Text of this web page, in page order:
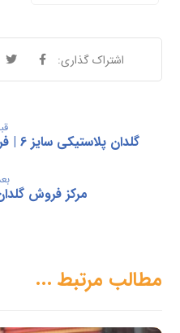
گلدان پلاستیکی سایز 6 | فروش عمده گلدان پلاستیکی
مرکز فروش
مطالب مرتبط ...